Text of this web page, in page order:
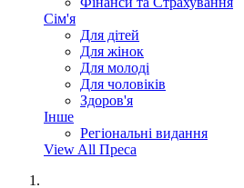
Сім'я
Для дітей
Для жінок
Для молоді
Для чоловіків
Здоров'я
Інше
Регіональні видання
View All Преса